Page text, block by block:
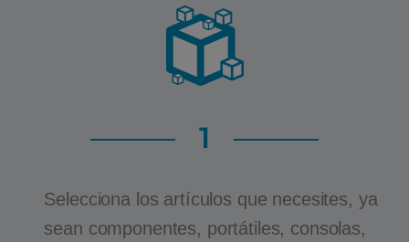
1
Selecciona los artículos que necesites, ya
sean componentes, portátiles, consolas,